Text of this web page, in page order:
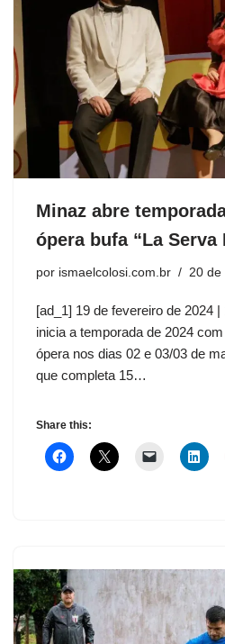
Minaz abre
ópera bufa “La Serva
por ismaelcolosi.com.br 20 de
[ad_1] 19 de fevereiro de 2024
inicia a temporada de 2024
ópera nos dias 02 e 03/03 de
que completa 15…
Share this: